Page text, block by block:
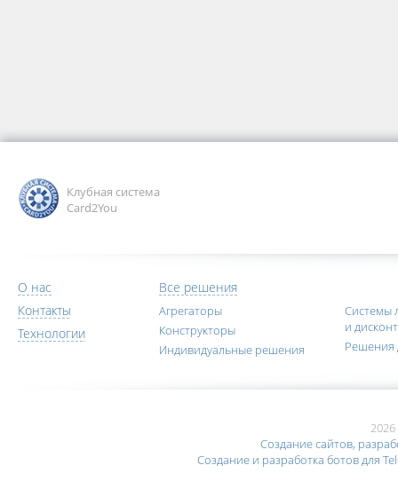
Клубная система
Card2You
О нас
Контакты
Технологии
Все решения
Агрегаторы
Конструкторы
Индивидуальные решения
Системы
и
Решения
Создание сайтов,
Создание и разработка ботов для